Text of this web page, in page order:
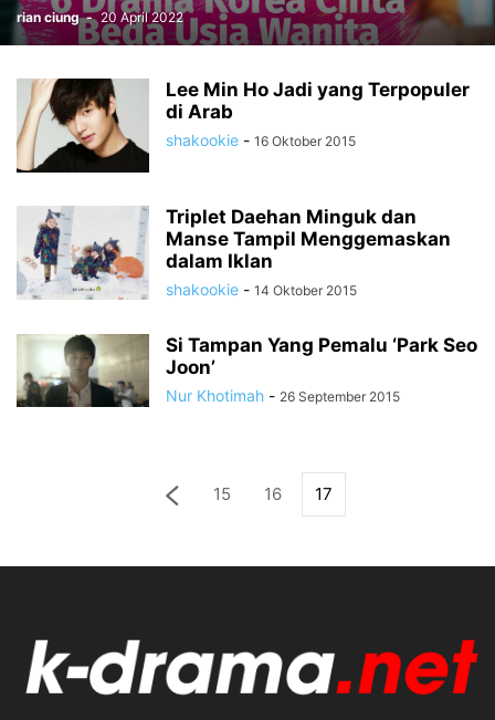
rian ciung - 20 April 2022
Lee Min Ho Jadi yang Terpopuler
di Arab
shakookie - 16 Oktober 2015
Triplet Daehan Minguk dan
Manse Tampil Menggemaskan
dalam Iklan
shakookie - 14 Oktober 2015
Si Tampan Yang Pemalu ‘Park Seo
Joon’
Nur Khotimah - 26 September 2015
15 16 17